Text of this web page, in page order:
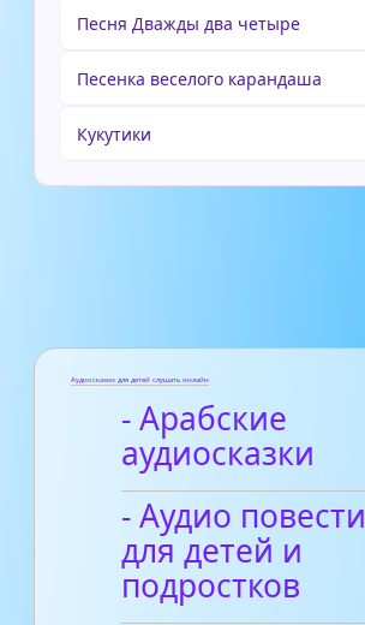
Песня Дважды два четыре
Песенка веселого карандаша
Кукутики
Аудиосказки для детей слушать онлайн
- Арабские
аудиосказки
- Аудио повести
для детей и
подростков